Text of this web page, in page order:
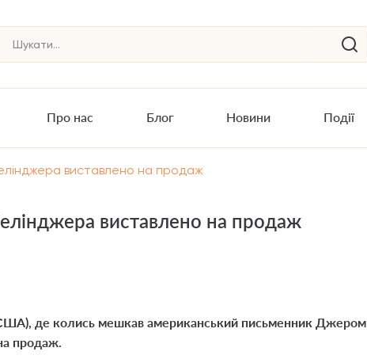
Про нас Блог Новини Події
виставлено на продаж
виставлено на продаж
США), де колись мешкав американський письменник Джером
продаж.